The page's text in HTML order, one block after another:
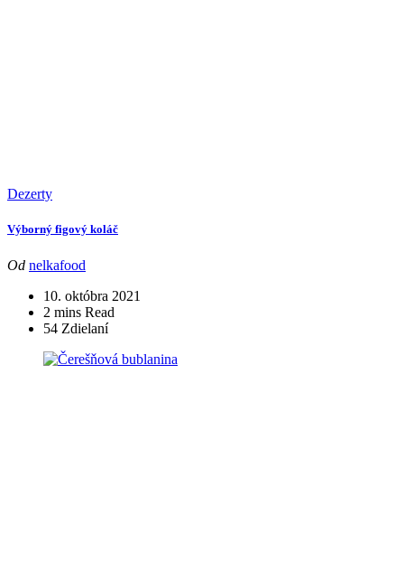
Dezerty
Výborný figový koláč
Od nelkafood
10. októbra 2021
2 mins Read
54 Zdielaní